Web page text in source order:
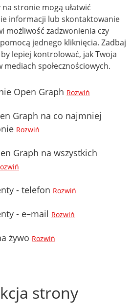
stronie mogą ułatwić
informacji lub skontaktowanie
możliwość zadzwonienia czy
jednego kliknięcia. Zadbaj
lepiej kontrolować, jak Twoja
społecznościowych.
Open Graph Rozwiń
Graph na co najmniej
Rozwiń
Graph na wszystkich
- telefon Rozwiń
- e–mail Rozwiń
żywo Rozwiń
strony